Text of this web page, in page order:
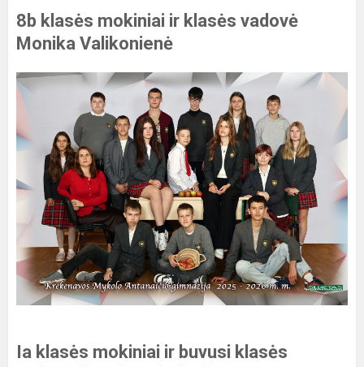
8b klasės mokiniai ir klasės vadovė
Monika Valikonienė
Ia klasės mokiniai ir buvusi klasės